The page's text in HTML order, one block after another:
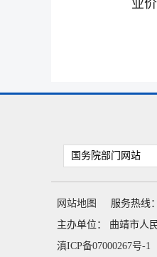
业
国务院部门网站
网站地图
服务热线
主办单位： 曲靖市人
滇ICP备07000267号-1